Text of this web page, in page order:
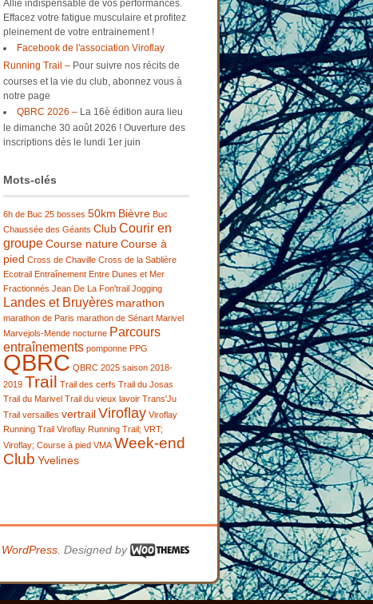
Allié indispensable de vos performances.
Effacez votre fatigue musculaire et profitez
pleinement de votre entrainement !
Facebook de l'association Viroflay
Running Trail –Pour suivre nos récits de
courses et la vie du club, abonnez vous à
notre page
QBRC 2026 –La 16è édition aura lieu
le dimanche 30 août 2026 ! Ouverture des
inscriptions dès le lundi 1er juin
Mots-clés
6h de Buc 25 bosses 50km Bièvre Buc
Chaussée des Géants Club Courir en
groupe Course nature Course à
pied Cross de Chaville Cross de la Sablière
Ecotrail Entraînement Entre Dunes et Mer
Fractionnés Jean De La Fon'trail Jogging
Landes et Bruyères marathon
marathon de Paris marathon de Sénart Marivel
Marvejols-Mende nocturne Parcours
entraînements pomponne PPG
QBRC QBRC 2025 saison 2018-
2019 Trail Trail des cerfs Trail du Josas
Trail du Marivel Trail du vieux lavoir Trans'Ju
Trail versailles vertrail Viroflay Viroflay
Running Trail Viroflay Running Trail; VRT;
Viroflay; Course à pied VMA Week-end
Club Yvelines
WordPress . Designed by